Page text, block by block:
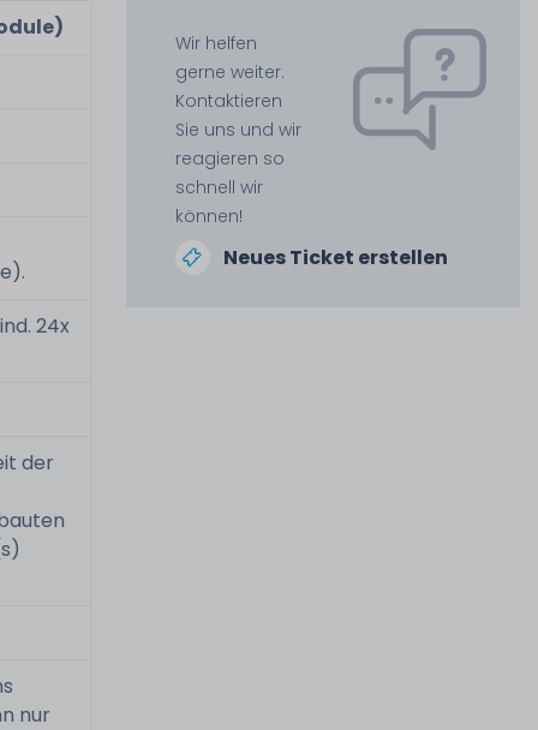
24x
der
nur
Wir helfen
gerne weiter.
Kontaktieren
Sie uns und wir
reagieren so
schnell wir
können!
Neues Ticket erstellen